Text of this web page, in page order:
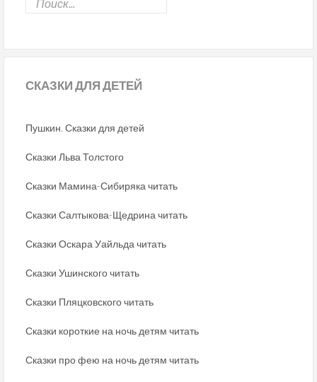
СКАЗКИДЛЯ ДЕТЕЙ
Пушкин. Сказки для детей
Сказки Льва Толстого
Сказки Мамина-Сибиряка читать
Сказки Салтыкова-Щедрина читать
Сказки Оскара Уайльда читать
Сказки Ушинского читать
Сказки Пляцковского читать
Сказки короткие на ночь детям читать
Сказки про фею на ночь детям читать